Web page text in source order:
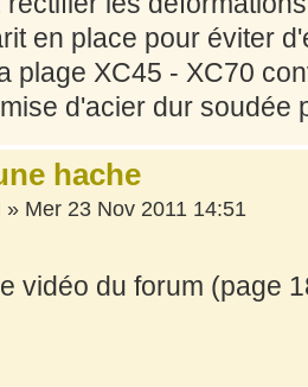
en place pour éviter
plage XC45 - XC70
d'acier dur soudée
hache
» Mer 23 Nov 2011 14:51
vidéo du forum (page